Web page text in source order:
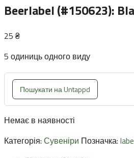
Beerlabel (#150623):
25 ₴
5 одиниць одного виду
Пошукати на Untappd
Немає в наявності
Категорія: Сувеніри Позначка: